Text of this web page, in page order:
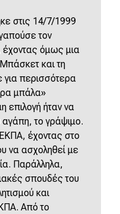
στις 14/7/1999
τον
έχοντας όμως μια
και τη
περισσότερα
μπάλα»
επιλογή ήταν να
αγάπη, το γράψιμο.
έχοντας στο
να ασχοληθεί με
Παράλληλα,
σπουδές του
και
Από το